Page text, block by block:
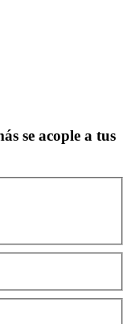
se acople a tus